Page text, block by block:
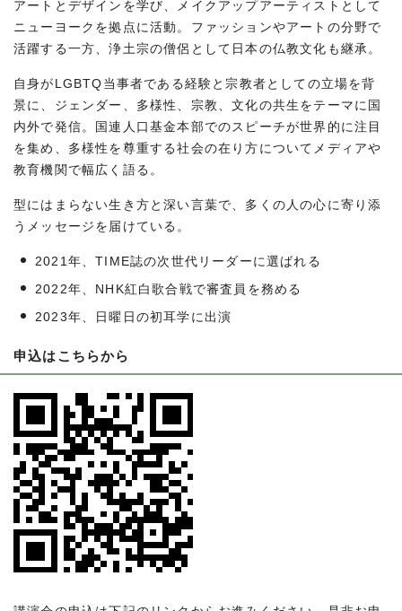
アートとデザインを学び、メイクアップアーティストとして
ニューヨークを拠点に活動。ファッションやアートの分野で
活躍する一方、浄土宗の僧侶として日本の仏教文化も継承。
自身がLGBTQ当事者である経験と宗教者としての立場を背
景に、ジェンダー、多様性、宗教、文化の共生をテーマに国
内外で発信。国連人口基金本部でのスピーチが世界的に注目
を集め、多様性を尊重する社会の在り方についてメディアや
教育機関で幅広く語る。
型にはまらない生き方と深い言葉で、多くの人の心に寄り添
うメッセージを届けている。
2021年、TIME誌の次世代リーダーに選ばれる
2022年、NHK紅白歌合戦で審査員を務める
2023年、日曜日の初耳学に出演
申込はこちらから